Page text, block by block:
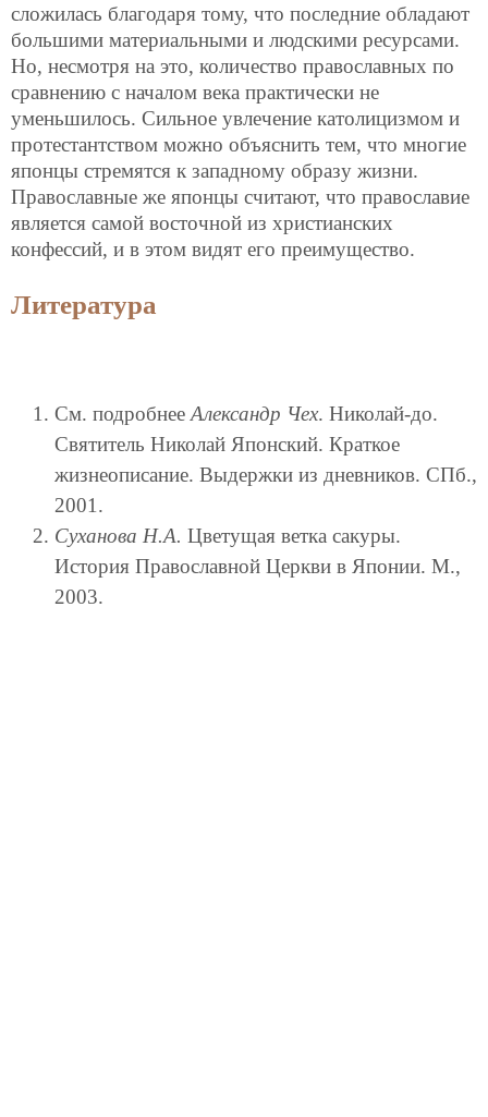
сложилась благодаря тому, что последние обладают
большими материальными и людскими ресурсами.
Но, несмотря на это, количество православных по
сравнению с началом века практически не
уменьшилось. Сильное увлечение католицизмом и
протестантством можно объяснить тем, что многие
японцы стремятся к западному образу жизни.
Православные же японцы считают, что православие
является самой восточной из христианских
конфессий, и в этом видят его преимущество.
Литература
См. подробнееАлександр Чех. Николай-до.
Святитель Николай Японский. Краткое
жизнеописание. Выдержки из дневников. СПб.,
2001.
Суханова Н.А. Цветущая ветка сакуры.
История Православной Церкви в Японии. М.,
2003.